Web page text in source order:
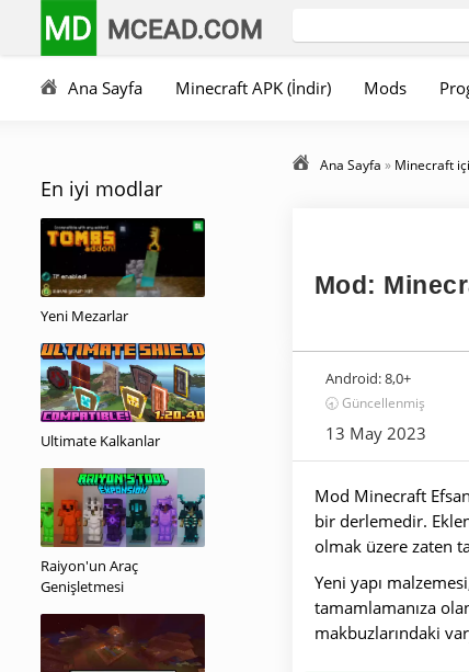
MD MCEAD.COM
Ana Sayfa Minecraft APK (İndir) Mods
En iyi modlar
Yeni Mezarlar
Ultimate Kalkanlar
Raiyon'un Araç
Genişletmesi
Ana Sayfa » Minecraft
Mod:
Android:8,0+
🕣 Güncellenmiş
13 May 2023
Mod Minecraft
bir derlemedir.
olmak üzere zaten
Yeni yapı
tamamlamanıza
makbuzlarındaki